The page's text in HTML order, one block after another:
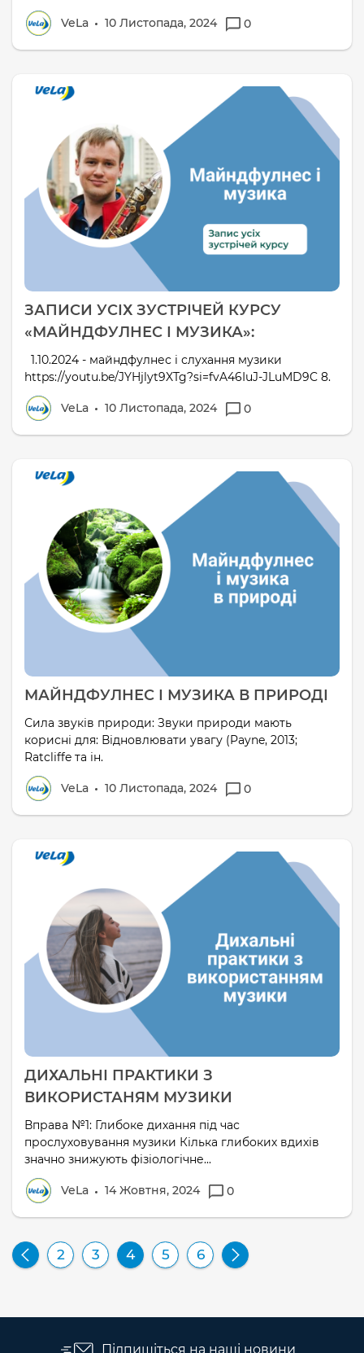
VeLa 10 Листопада, 2024 0
ЗАПИСИ УСІХ ЗУСТРІЧЕЙ КУРСУ
«МАЙНДФУЛНЕС І МУЗИКА»:
1.10.2024 - майндфулнес і слухання музики
https://youtu.be/JYHjlyt9XTg?si=fvA46IuJ-JLuMD9C 8.
VeLa 10 Листопада, 2024 0
МАЙНДФУЛНЕС І МУЗИКА В ПРИРОДІ
Сила звуків природи: Звуки природи мають
корисні для: Відновлювати увагу (Payne, 2013;
Ratcliffe та ін.
VeLa 10 Листопада, 2024 0
ДИХАЛЬНІ ПРАКТИКИ З
ВИКОРИСТАНЯМ МУЗИКИ
Вправа №1: Глибоке дихання під час
прослуховування музики Кілька глибоких вдихів
значно знижують фізіологічне...
VeLa 14 Жовтня, 2024 0
2 3 4 5 6
Підпишіться на наші новини